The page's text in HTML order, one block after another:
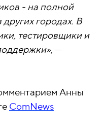
- на полной
других городах. В
тестировщики и
, —
Анны
ComNews